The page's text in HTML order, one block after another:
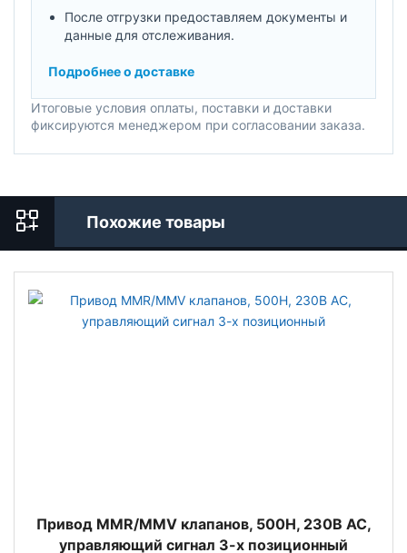
После отгрузки предоставляем документы и
данные для отслеживания.
Подробнее о доставке
Итоговые условия оплаты, поставки и доставки
фиксируются менеджером при согласовании заказа.
Похожие товары
Привод MMR/MMV клапанов, 500Н, 230В АС,
управляющий сигнал 3-х позиционный